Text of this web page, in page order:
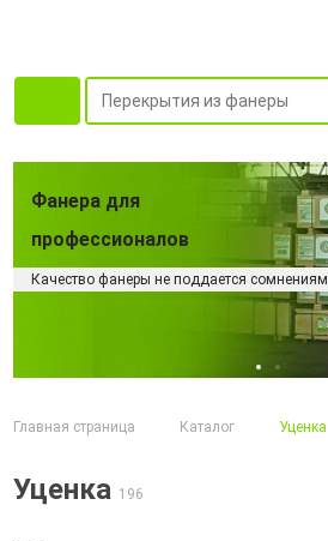
Фанера для
профессионалов
Качество фанеры не поддается сомнениям
Главная страница Каталог Уценка
Уценка 196